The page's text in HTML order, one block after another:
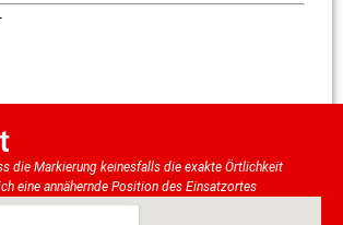
die Markierung keinesfalls die exakte Örtlichkeit
eine annähernde Position des Einsatzortes